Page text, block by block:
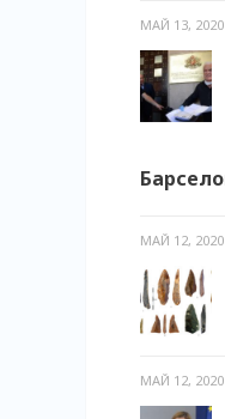
МАЙ 13, 2020
МАЙ 12, 2020
МАЙ 12, 2020